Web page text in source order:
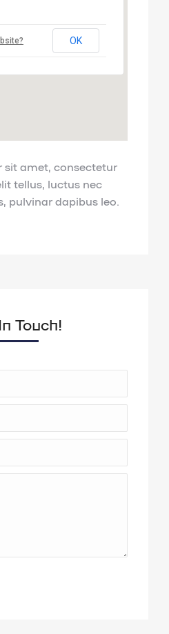
OK
sit amet, consectetur
tellus, luctus nec
pulvinar dapibus leo.
Touch!